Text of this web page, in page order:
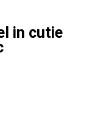
in cutie